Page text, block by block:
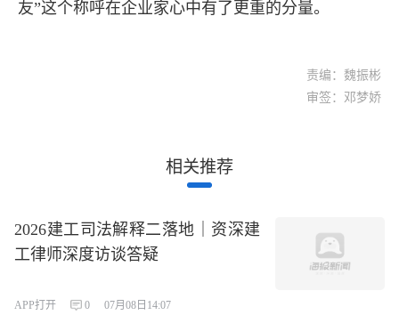
友”这个称呼在企业家心中有了更重的分量。
责编：魏振彬
审签：邓梦娇
相关推荐
2026建工司法解释二落地｜资深建
工律师深度访谈答疑
APP打开 0 07月08日14:07